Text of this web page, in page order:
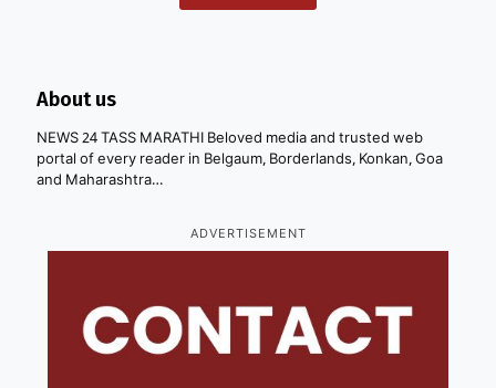
About us
NEWS 24 TASS MARATHI Beloved media and trusted web
portal of every reader in Belgaum, Borderlands, Konkan, Goa
and Maharashtra…
ADVERTISEMENT